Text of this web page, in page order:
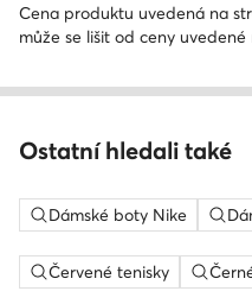
Cena produktu uvedená na
může se lišit od ceny
Ostatní hledali také
Dámské boty Nike
Červené tenisky